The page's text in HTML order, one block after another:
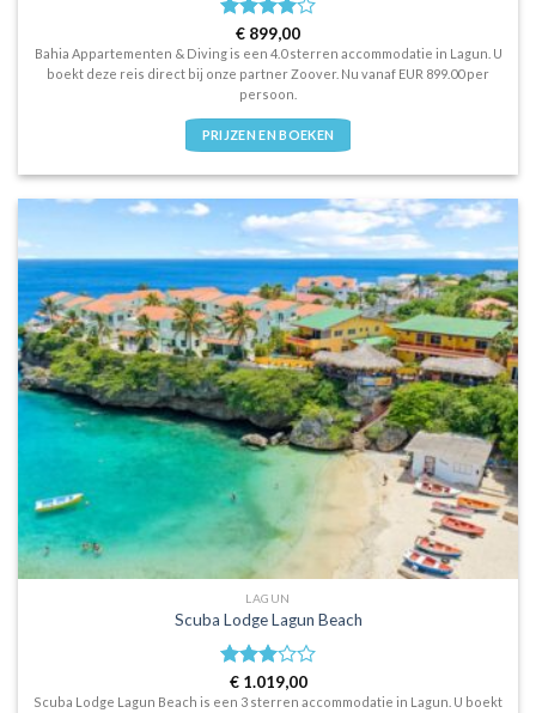
Waardering
4.0 uit 5
€ 899,00
Bahia Appartementen & Diving is een 4.0 sterren accommodatie in Lagun. U
boekt deze reis direct bij onze partner Zoover. Nu vanaf EUR 899.00 per
persoon.
PRIJZEN EN BOEKEN
LAGUN
Scuba Lodge Lagun Beach
Waardering
3uit 5
€1.019,00
Scuba Lodge Lagun Beach is een 3 sterren accommodatie in Lagun. U boekt